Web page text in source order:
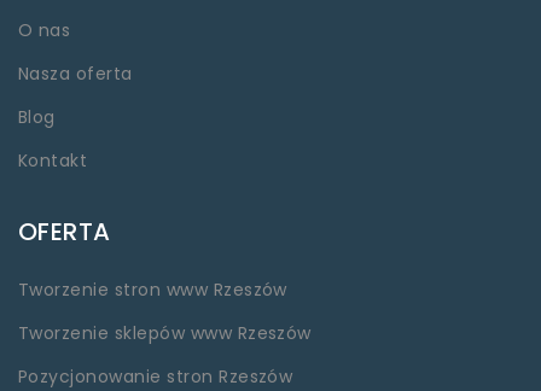
O nas
Nasza oferta
Blog
Kontakt
OFERTA
Tworzenie stron www Rzeszów
Tworzenie sklepów www Rzeszów
Pozycjonowanie stron Rzeszów